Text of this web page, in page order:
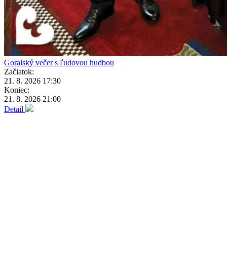
Goralský večer s ľudovou hudbou
Začiatok:
21. 8. 2026 17:30
Koniec:
21. 8. 2026 21:00
Detail